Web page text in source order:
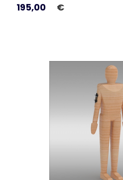
195,00
€